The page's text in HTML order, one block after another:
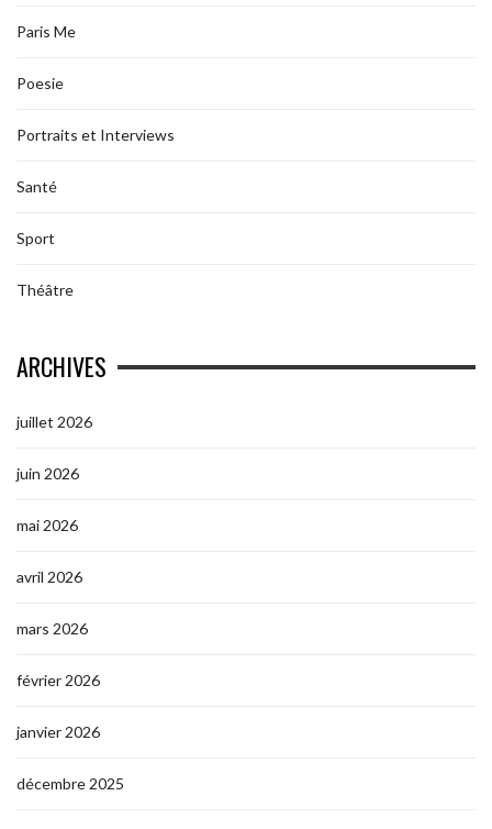
Paris Me
Poesie
Portraits et Interviews
Santé
Sport
Théâtre
ARCHIVES
juillet 2026
juin 2026
mai 2026
avril 2026
mars 2026
février 2026
janvier 2026
décembre 2025